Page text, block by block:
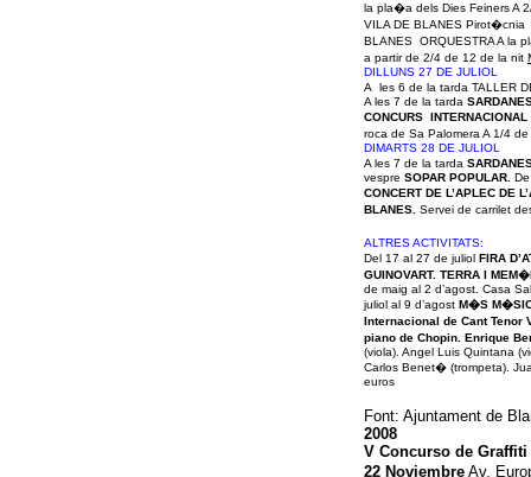
la pla�a dels Dies Feiners A
VILA DE BLANES Pirot�cnia
BLANES ORQUESTRA A la
a partir de 2/4 de 12 de la nit
DILLUNS 27 DE JULIOL
A les 6 de la tarda TALLER
A les 7 de la tarda
CONCURS
roca de Sa Palomera A 1/4
DIMARTS 28 DE JULIOL
A les 7 de la tarda
vespre SOPAR POPULAR.
CONCERT DE L’APLEC DE
BLANES. Servei de carrilet
ALTRES ACTIVITATS:
Del 17 al 27 de juliol FIRA
GUINOVART. TERRA I
de maig al 2 d’agost. Casa
juliol al 9 d’agost M�S
Internacional de Cant
piano de Chopin. Enrique
(viola). Angel Luis Quintana
Carlos Benet� (trompeta).
euros
Font: Ajuntament de
2008
V Concurso de Graffiti
22 Noviembre Av.